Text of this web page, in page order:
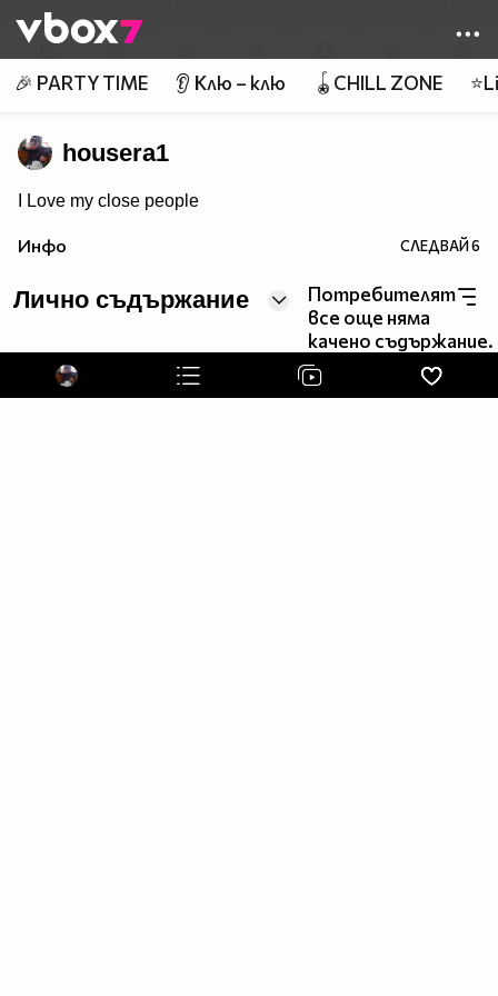
👾
🎉 PARTY TIME 👂 Клю – клю 🪀CHILL ZONE
housera1
I Love my close people
Инфо СЛЕДВАЙ6
Лично съдържание
Потребителят
все още няма
качено съдържание.